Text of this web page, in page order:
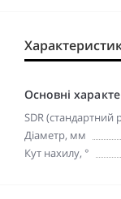
Основні
SDR (стандартний
Діаметр, мм
Кут нахилу, °